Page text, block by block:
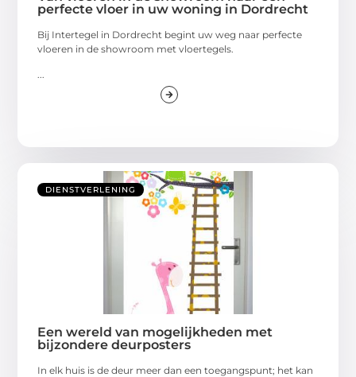
perfecte vloer in uw woning in Dordrecht
Bij Intertegel in Dordrecht begint uw weg naar perfecte
vloeren in de showroom met vloertegels.
DIENSTVERLENING
Een wereld van mogelijkheden met
bijzondere deurposters
In elk huis is de deur meer dan een toegangspunt; het kan